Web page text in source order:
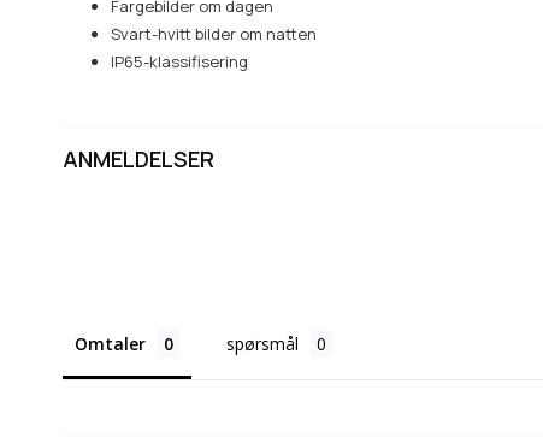
Fargebilder om dagen
Svart-hvitt bilder om natten
IP65-klassifisering
ANMELDELSER
Omtaler spørsmål